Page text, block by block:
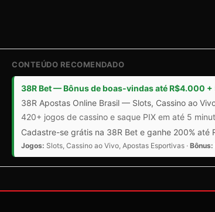
CONTEÚDO RECOMENDADO
38R Bet — Bônus de boas-vindas até R$4.000
38R Apostas Online Brasil — Slots, Cassino ao
420+ jogos de cassino e saque PIX em até 5
Cadastre-se grátis na 38R Bet e ganhe 200%
Jogos: Slots, Cassino ao Vivo, Apostas Esportivas · Bônus: